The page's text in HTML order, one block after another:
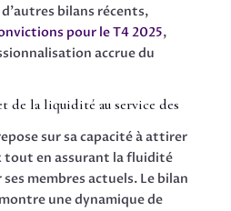
bilans récents,
pour le T4 2025,
accrue du
de la liquidité au service des
sur sa capacité à attirer
tout en assurant la fluidité
membres actuels. Le bilan
une dynamique de